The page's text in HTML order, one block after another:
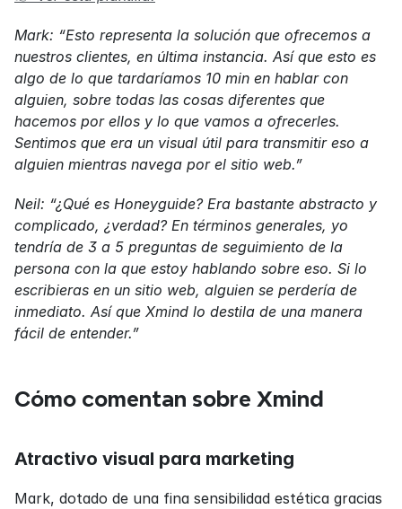
Mark: “Esto representa la solución que ofrecemos a
nuestros clientes, en última instancia. Así que esto es
algo de lo que tardaríamos 10 min en hablar con
alguien, sobre todas las cosas diferentes que
hacemos por ellos y lo que vamos a ofrecerles.
Sentimos que era un visual útil para transmitir eso a
alguien mientras navega por el sitio web.”
Neil: “¿Qué es Honeyguide? Era bastante abstracto y
complicado, ¿verdad? En términos generales, yo
tendría de 3 a 5 preguntas de seguimiento de la
persona con la que estoy hablando sobre eso. Si lo
escribieras en un sitio web, alguien se perdería de
inmediato. Así que Xmind lo destila de una manera
fácil de entender.”
Cómo comentan sobre Xmind
Atractivo visual para marketing
Mark, dotado de una fina sensibilidad estética gracias